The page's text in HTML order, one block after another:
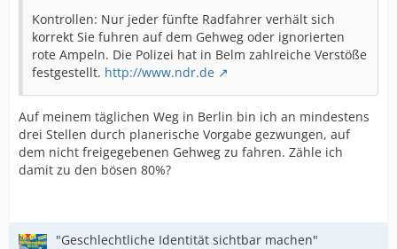
Kontrollen: Nur jeder fünfte Radfahrer verhält sich
korrekt Sie fuhren auf dem Gehweg oder ignorierten
rote Ampeln. Die Polizei hat in Belm zahlreiche Verstöße
festgestellt. http://www.ndr.de
Auf meinem täglichen Weg in Berlin bin ich an mindestens
drei Stellen durch planerische Vorgabe gezwungen, auf
dem nicht freigegebenen Gehweg zu fahren. Zähle ich
damit zu den bösen 80%?
"Geschlechtliche Identität sichtbar machen"